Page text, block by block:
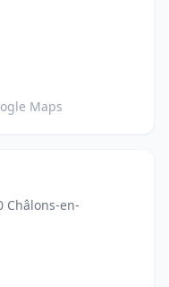
Maps
Châlons-en-